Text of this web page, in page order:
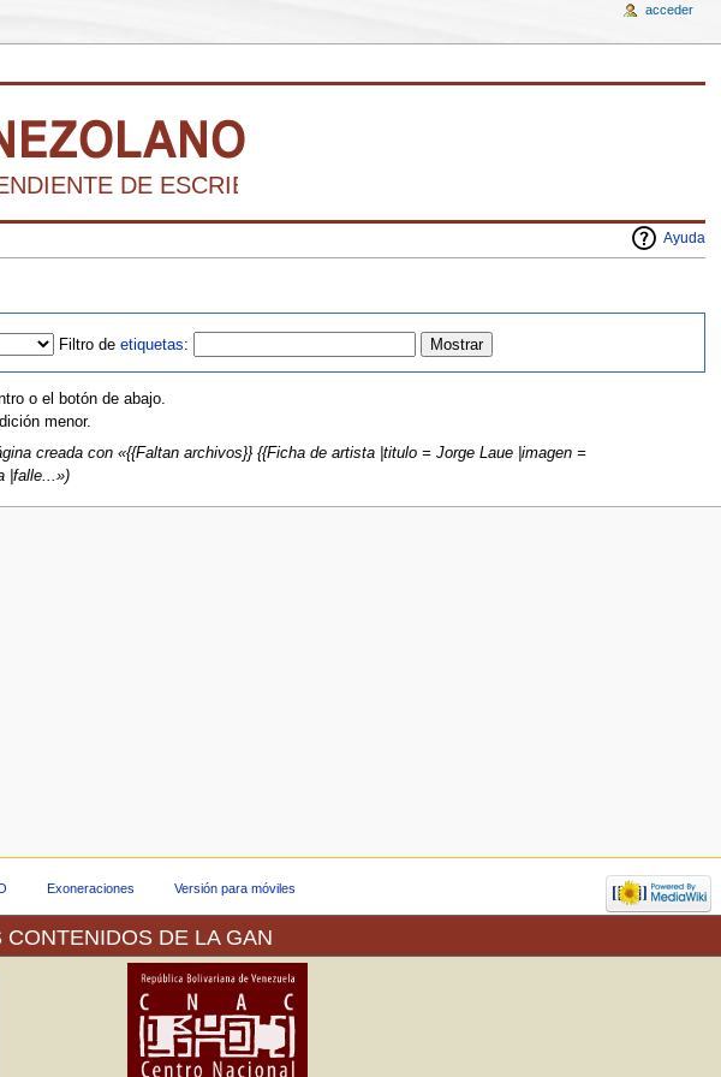
DE ESCRIBIR LA HISTORIA DEL ARTE
Ayuda
Filtro deetiquetas:
o el botón de abajo.
menor.
creada con «{{Faltan archivos}} {{Ficha de artista |titulo = Jorge Laue |imagen =
|falle...»)
acceder
Exoneraciones Versión para móviles
DE LA GAN
Red Venezolana de Arte (VEREDA) ofrece sus
Autónomo de Propiedad Intelectual (SAPI) en
parte tanto de la colección del museo como de las